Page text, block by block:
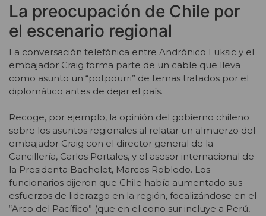
La preocupación de Chile por
el escenario regional
La conversación telefónica entre Andrónico Luksic y el
embajador Craig forma parte de un cable que lleva
como asunto un “potpourri” de temas tratados por el
diplomático antes de dejar el país.
Recoge, por ejemplo, la opinión del gobierno chileno
sobre los asuntos regionales al relatar un almuerzo del
embajador Craig con el director general de la
Cancillería, Carlos Portales, y el asesor internacional de
la Presidenta Bachelet, Marcos Robledo. Los
funcionarios dijeron que Chile había aumentado sus
esfuerzos de liderazgo en la región, focalizándose en el
“Arco del Pacífico” (que en el cono sur incluye a Perú,